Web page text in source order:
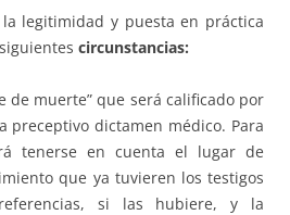
legitimidad y puesta en práctica
circunstancias:
de muerte” que será calificado por
preceptivo dictamen médico. Para
tenerse en cuenta el lugar de
que ya tuvieren los testigos
si las hubiere, y la